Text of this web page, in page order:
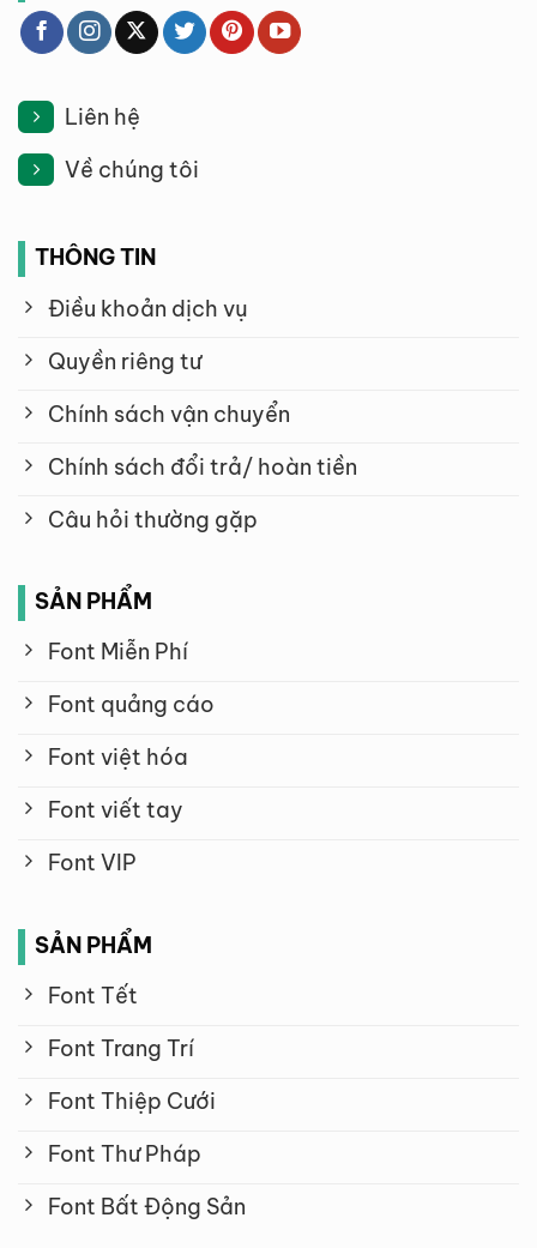
Liên hệ
Về chúng tôi
THÔNG TIN
Điều khoản dịch vụ
Quyền riêng tư
Chính sách vận chuyển
Chính sách đổi trả/ hoàn tiền
Câu hỏi thường gặp
SẢN PHẨM
Font Miễn Phí
Font quảng cáo
Font việt hóa
Font viết tay
Font VIP
SẢN PHẨM
Font Tết
Font Trang Trí
Font Thiệp Cưới
Font Thư Pháp
Font Bất Động Sản